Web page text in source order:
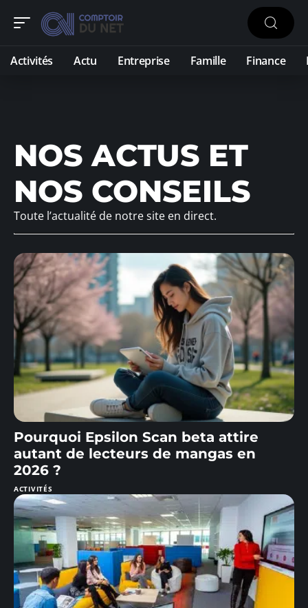
Activités Actu Entreprise Famille Finance
NOS ACTUS ET
NOS CONSEILS
Toute l’actualité de notre site en direct.
Pourquoi Epsilon Scan beta attire
autant de lecteurs de mangas en
2026 ?
ACTIVITÉS